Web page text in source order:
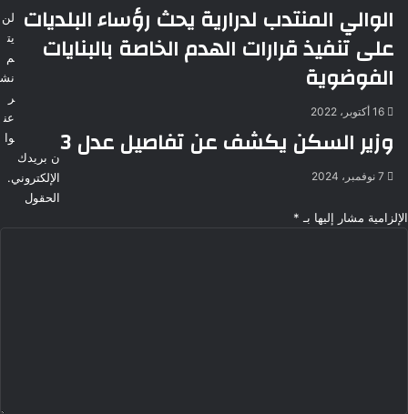
الوالي المنتدب لدرارية يحث رؤساء البلديات
على تنفيذ قرارات الهدم الخاصة بالبنايات
الفوضوية
16 أكتوبر، 2022
وزير السكن يكشف عن تفاصيل عدل 3
7 نوفمبر، 2024
لن
يت
م
نش
ر
عن
وا
ن بريدك
الإلكتروني.
الحقول
الإلزامية مشار إليها بـ *